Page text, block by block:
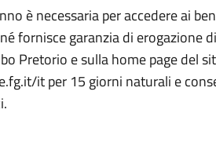
è necessaria per accedere ai
fornisce garanzia di erogazione
Pretorio e sulla home page del
it per 15 giorni naturali e